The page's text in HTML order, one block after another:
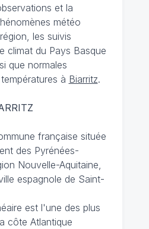
et la
météo
les suivis
climat du Pays Basque
que normales
à Biarritz.
française située
des Pyrénées-
Nouvelle-Aquitaine,
espagnole de Saint-
est l'une des plus
côte Atlantique